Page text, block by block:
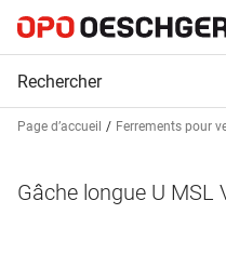
Page d’accueil Ferrements pour
Gâche longue U MSL